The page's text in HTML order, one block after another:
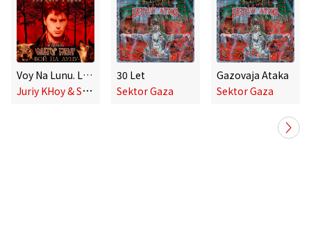
Voy Na Lunu. Luchshee I Neizdannoe
J
uriy KHoy & Sektor Gaza
30 Let
Sektor Gaza
Gazovaja Ataka
Sektor Gaza